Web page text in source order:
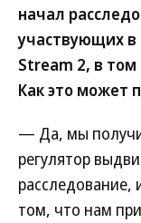
начал
участвующих
Stream 2, в
Как это может
— Да, мы
регулятор
расследование,
том, что нам